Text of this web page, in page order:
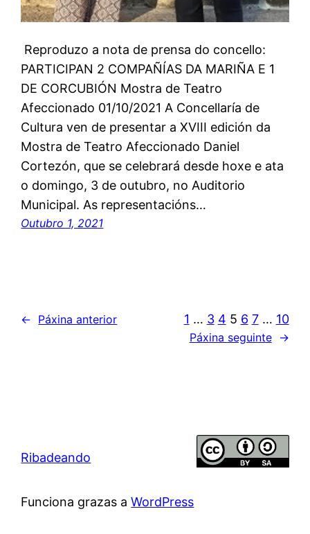
Reproduzo a nota de prensa do concello:
PARTICIPAN 2 COMPAÑÍAS DA MARIÑA E 1
DE CORCUBIÓN Mostra de Teatro
Afeccionado 01/10/2021 A Concellaría de
Cultura ven de presentar a XVIII edición da
Mostra de Teatro Afeccionado Daniel
Cortezón, que se celebrará desde hoxe e ata
o domingo, 3 de outubro, no Auditorio
Municipal. As representacións…
Outubro 1, 2021
← Páxina anterior 1 … 3 4 5 6 7 … 10
Páxina seguinte →
Ribadeando
Funciona grazas aWordPress